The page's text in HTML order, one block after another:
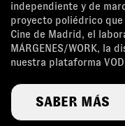
independiente y de
proyecto poliédrico
Cine de Madrid, el
MÁRGENES/WORK, la
nuestra plataforma
SABER MÁS